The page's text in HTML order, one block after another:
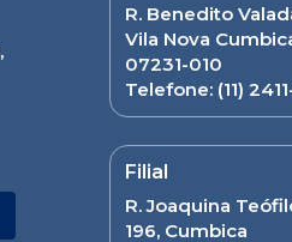
R. Benedito
Vila Nova
07231-010
Telefone: (11)
Filial
R. Joaquina
196, Cumbica